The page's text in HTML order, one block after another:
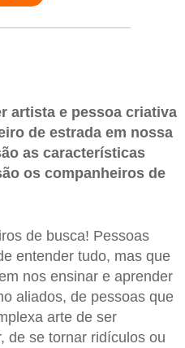
artista e pessoa criativa
de estrada em nossa
as características
os companheiros de
de busca! Pessoas
entender tudo, mas que
nos ensinar e aprender
aliados, de pessoas que
arte de ser
de se tornar ridículos ou